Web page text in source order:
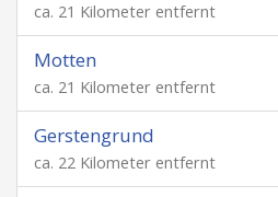
ca. 21 Kilometer entfernt
Motten
ca. 21 Kilometer entfernt
Gerstengrund
ca. 22 Kilometer entfernt